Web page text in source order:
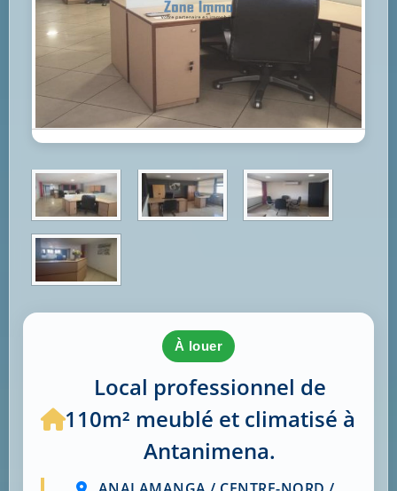
à louer
Local professionnel de
110m² meublé et climatisé à
Antanimena.